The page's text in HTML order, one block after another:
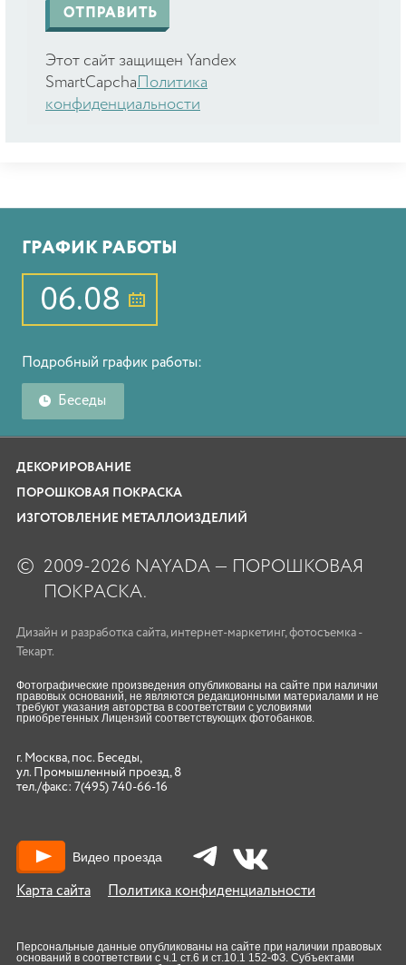
Этот сайт защищен Yandex
SmartCapcha Политика
конфиденциальности
ГРАФИК РАБОТЫ
06.08
Подробный график работы:
Беседы
ДЕКОРИРОВАНИЕ
ПОРОШКОВАЯ ПОКРАСКА
ИЗГОТОВЛЕНИЕ МЕТАЛЛОИЗДЕЛИЙ
© 2009-2026 NAYADA — ПОРОШКОВАЯ
ПОКРАСКА.
Дизайн и разработка сайта, интернет-маркетинг,фотосъемка -
Текарт.
Фотографические произведения опубликованы на сайте при наличии
правовых оснований, не являются редакционными материалами и не
требуют указания авторства в соответствии с условиями
приобретенных Лицензий соответствующих фотобанков.
г. Москва, пос. Беседы,
ул. Промышленный проезд, 8
тел./факс: 7(495) 740-66-16
Карта сайта Политика конфиденциальности
Видео проезда
Персональные данные опубликованы на сайте при наличии правовых
оснований в соответствии с ч.1 ст.6 и ст.10.1 152-ФЗ. Субъектами